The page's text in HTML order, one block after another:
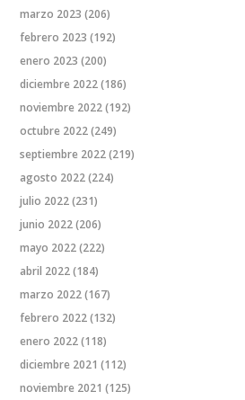
marzo 2023 (206)
febrero 2023 (192)
enero 2023 (200)
diciembre 2022(186)
noviembre 2022(192)
octubre 2022(249)
septiembre 2022(219)
agosto 2022(224)
julio 2022(231)
junio 2022(206)
mayo 2022(222)
abril 2022(184)
marzo 2022(167)
febrero 2022(132)
enero 2022(118)
diciembre 2021 (112)
noviembre 2021 (125)